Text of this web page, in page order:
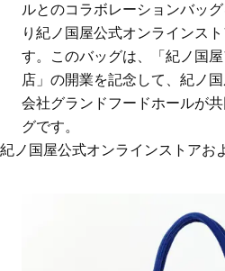
ルとのコラボレーションバッ
り紀ノ国屋公式オンラインス
す。このバッグは、「紀ノ国
店」の開業を記念して、紀ノ
会社グランドフードホールが
グです。
紀ノ国屋公式オンラインストアお